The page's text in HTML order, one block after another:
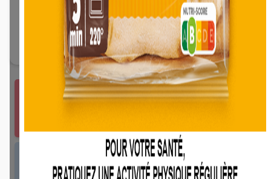
Offre valable dans tous les magasins et drives
de France métropolitaine et sur Internet.
Vous devez vous connecter ou créer un compte